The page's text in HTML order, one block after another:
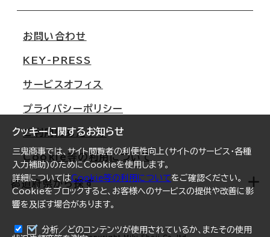
クッキーに関するお知らせ
三鬼商事では、サイト閲覧者の利便性向上(サイトのサービス・各種
入力補助)のためにCookieを使用します。
詳細についてはCookie等の利用についてをご確認ください。
Cookieをブロックすると、お客様へのサービスの提供や改善に影
響を及ぼす場合があります。
分析／どのコンテンツが使用されているか、またその使用
移転スケジュール
オフィス移転Q&A
大阪
名古屋
札幌
仙台
横浜
福岡
オフィスリポート
ログイン
お問い合わせ
KEY-PRESS
サービスオフィス
プライバシーポリシー
ご利用にあたって
Cookie等の利用について
都道府県から探す